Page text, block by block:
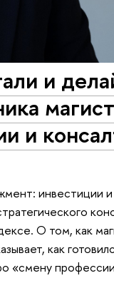
и
и
инвестиции
О том, как
как
«смену